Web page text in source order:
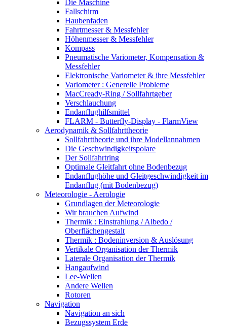
Die Maschine
Fallschirm
Haubenfaden
Fahrtmesser & Messfehler
Höhenmesser & Messfehler
Kompass
Pneumatische Variometer, Kompensation &
Messfehler
Elektronische Variometer & ihre Messfehler
Variometer : Generelle Probleme
MacCready-Ring / Sollfahrtgeber
Verschlauchung
Endanflughilfsmittel
FLARM - Butterfly-Display - FlarmView
Aerodynamik & Sollfahrttheorie
Sollfahrttheorie und ihre Modellannahmen
Die Geschwindigkeitspolare
Der Sollfahrtring
Optimale Gleitfahrt ohne Bodenbezug
Endanflughöhe und Gleitgeschwindigkeit im
Endanflug (mit Bodenbezug)
Meteorologie - Aerologie
Grundlagen der Meteorologie
Wir brauchen Aufwind
Thermik : Einstrahlung / Albedo /
Oberflächengestalt
Thermik : Bodeninversion & Auslösung
Vertikale Organisation der Thermik
Laterale Organisation der Thermik
Hangaufwind
Lee-Wellen
Andere Wellen
Rotoren
Navigation
Navigation an sich
Bezugssystem Erde